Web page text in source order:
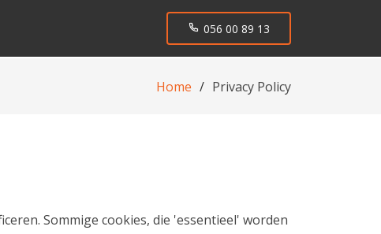
056 00 89 13
Home Privacy Policy
Sommige cookies, die 'essentieel' worden